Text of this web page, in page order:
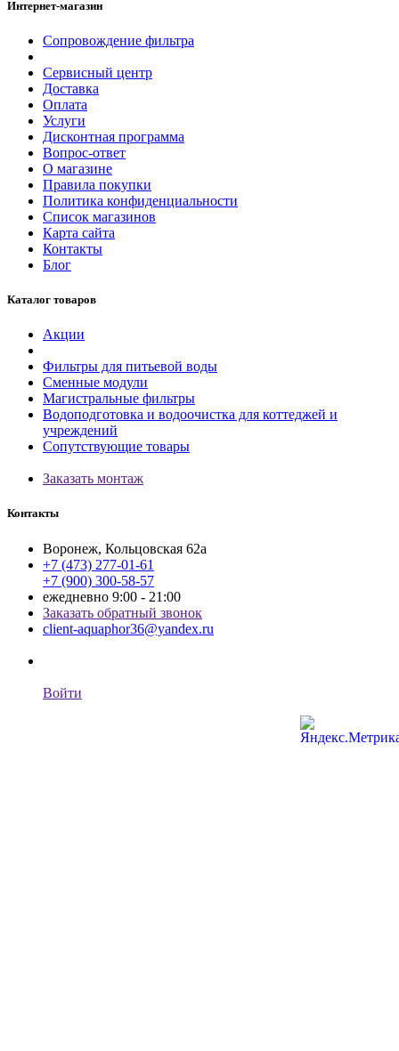
Интернет-магазин
Сопровождение фильтра
Сервисный центр
Доставка
Оплата
Услуги
Дисконтная программа
Вопрос-ответ
О магазине
Правила покупки
Политика конфиденциальности
Список магазинов
Карта сайта
Контакты
Блог
Каталог товаров
Акции
Фильтры для питьевой воды
Сменные модули
Магистральные фильтры
Водоподготовка и водоочистка для коттеджей и
учреждений
Сопутствующие товары
Заказать монтаж
Контакты
Воронеж, Кольцовская 62а
+7 (473) 277-01-61
+7 (900) 300-58-57
ежедневно 9:00 - 21:00
Заказать обратный звонок
client-aquaphor36@yandex.ru
Войти